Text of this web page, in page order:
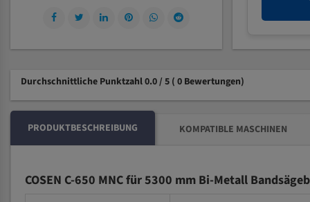
Durchschnittliche Punktzahl 0.0 / 5 ( 0 Bewertungen)
PRODUKTBESCHREIBUNG KOMPATIBLE MASCHINEN
COSEN C-650 MNC für 5300 mm Bi-Metall